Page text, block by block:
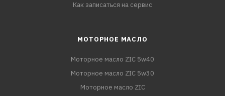
Как записаться на сервис
МОТОРНОЕ МАСЛО
Моторное масло ZIC 5w40
Моторное масло ZIC 5w30
Моторное масло ZIC